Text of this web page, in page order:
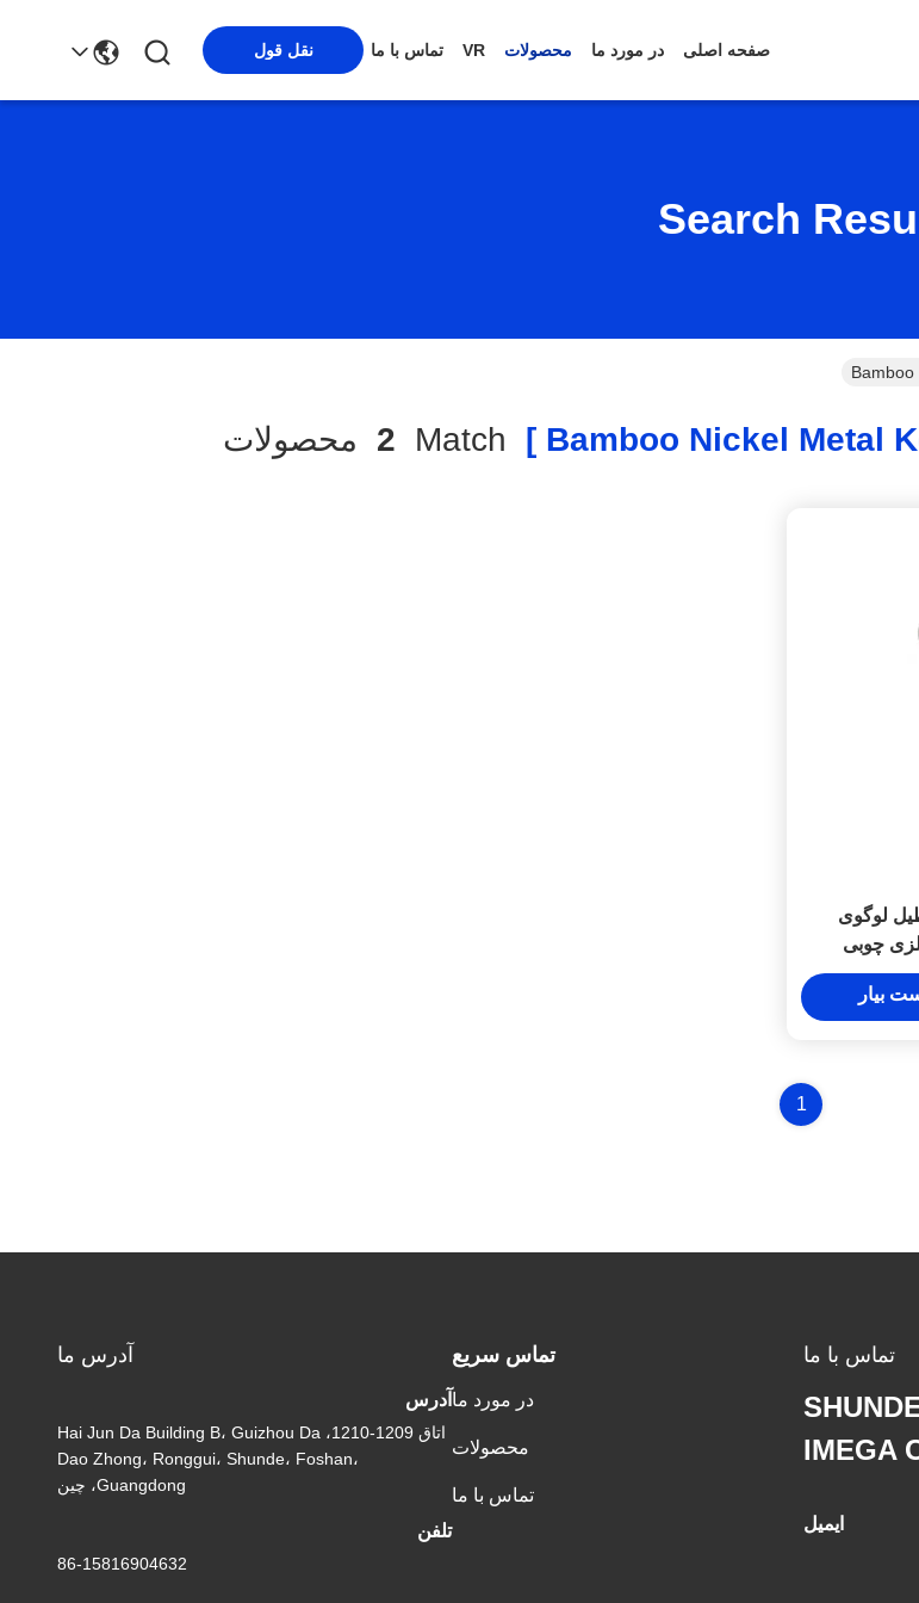
صفحه اصلی در مورد ما محصولات VR تماس با ما نقل قول
Search
2 محصولات
لوگوی
چوبی
بیار
1
تماس با ما
IMEGA
ایمیل
تماس سریع
در مورد ما
محصولات
تماس با ما
آدرس ما
آدرس
اتاق 1209-1210، Hai Jun Da Building B، Guizhou Da
Dao Zhong، Ronggui، Shunde، Foshan،
Guangdong، چین
تلفن
86-15816904632